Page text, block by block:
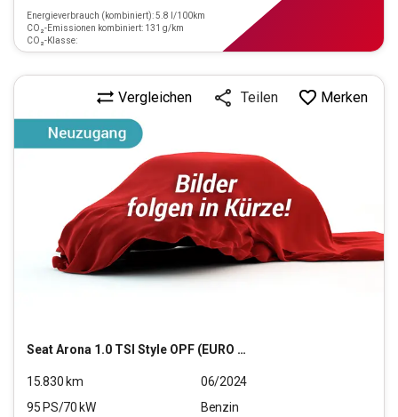
Energieverbrauch (kombiniert): 5.8 l/100km
CO₂-Emissionen kombiniert: 131 g/km
CO₂-Klasse:
SeatArona 1.0 TSI Style OPF (EURO 6e)
Vergleichen Teilen Merken
15.830 km
06/2024
95 PS/70 kW
Benzin